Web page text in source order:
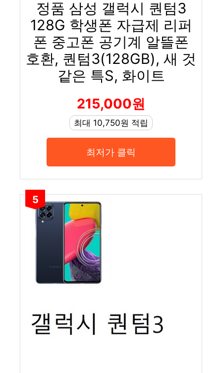
정품 삼성 갤럭시 퀀텀3
128G 학생폰 자급제 리퍼
폰 중고폰 공기계 알뜰폰
호환, 퀀텀3(128GB), 새 것
같은 특S, 화이트
215,000원
최대 10,750원 적립
최저가 클릭
5